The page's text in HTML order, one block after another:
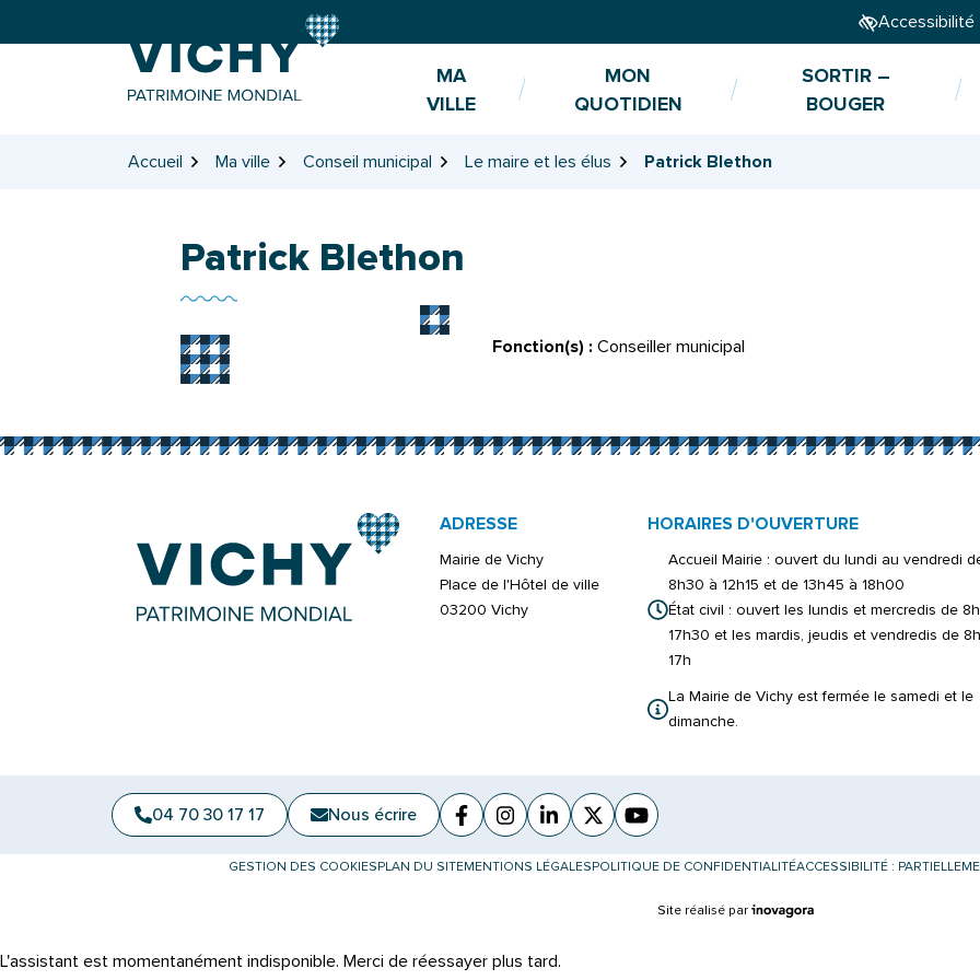
Accessibilité
MA
VILLE
MON
QUOTIDIEN
SORTIR –
BOUGER
Accueil Ma ville Conseil municipal Le maire et les élus Patrick Blethon
Patrick Blethon
Fonction(s) : Conseiller municipal
ADRESSE
Mairie de Vichy
Place de l'Hôtel de ville
03200 Vichy
HORAIRES D'OUVERTURE
Accueil Mairie : ouvert du lundi au vendredi
8h30 à 12h15 et de 13h45 à 18h00
État civil : ouvert les lundis et mercredis de
17h30 et les mardis, jeudis et vendredis de
17h
La Mairie de Vichy est fermée le samedi et le
dimanche.
04 70 30 17 17 Nous écrire
Facebook
(ouverture dans un nouvel onglet)
Instagram
(ouverture dans un nouvel onglet)
Linkedin
(ouverture dans un nouvel onglet)
X (Twitter)
(ouverture dans un nouvel onglet)
YouTube
(ouverture dans un nouvel onglet)
GESTION DES COOKIESPLAN DU SITEMENTIONS LÉGALESPOLITIQUE DE CONFIDENTIALITÉACCESSIBILITÉ :
Site réalisé par Inovagora (ouverture dans un nouvel
L'assistant est momentanément indisponible. Merci de réessayer plus tard.